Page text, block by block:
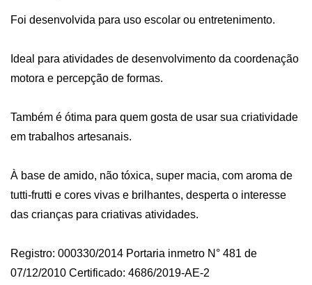
Foi desenvolvida para uso escolar ou entretenimento.
Ideal para atividades de desenvolvimento da coordenação
motora e percepção de formas.
Também é ótima para quem gosta de usar sua criatividade
em trabalhos artesanais.
À base de amido, não tóxica, super macia, com aroma de
tutti-frutti e cores vivas e brilhantes, desperta o interesse
das crianças para criativas atividades.
Registro: 000330/2014 Portaria inmetro N° 481 de
07/12/2010 Certificado: 4686/2019-AE-2